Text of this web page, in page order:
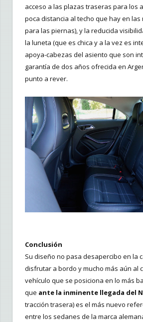
acceso a las plazas traseras para los
poca distancia al techo que hay en las
para las piernas), y la reducida
la luneta (que es chica y a la vez es
apoya-cabezas del asiento que son
garantía de dos años ofrecida en
punto a rever.
Conclusión
Su diseño no pasa desapercibo en la
disfrutar a bordo y mucho más aún al
vehículo que se posiciona en lo más
que ante la inminente llegada del
tracción trasera) es el más nuevo
entre los sedanes de la marca